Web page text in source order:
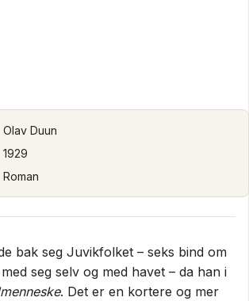
Olav Duun
1929
Roman
bak seg Juvikfolket – seks bind om
seg selv og med havet – da han i
. Det er en kortere og mer